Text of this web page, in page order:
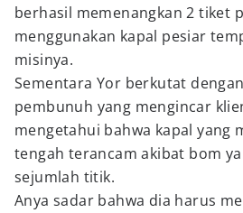
berhasil memenangkan 2 tiket
menggunakan kapal pesiar
misinya.
Sementara Yor berkutat
pembunuh yang mengincar
mengetahui bahwa kapal yang
tengah terancam akibat bom
sejumlah titik.
Anya sadar bahwa dia harus